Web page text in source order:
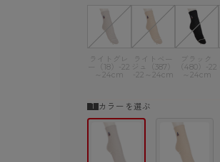
ライトグレ
ー（18）-22
～24cm
ライトベー
ジュ（387）
-22～24cm
ブラック
（480）-22
～24cm
カラーを選ぶ